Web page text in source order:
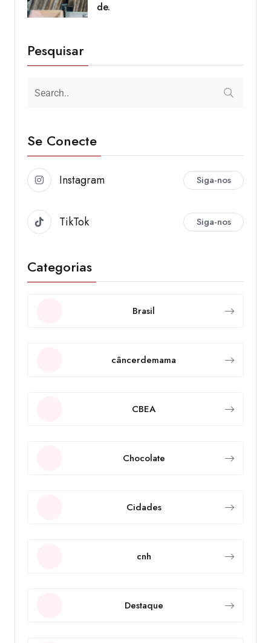
de.
Pesquisar
Se Conecte
Instagram Siga-nos
TikTok Siga-nos
Categorias
Brasil
câncerdemama
CBEA
Chocolate
Cidades
cnh
Destaque